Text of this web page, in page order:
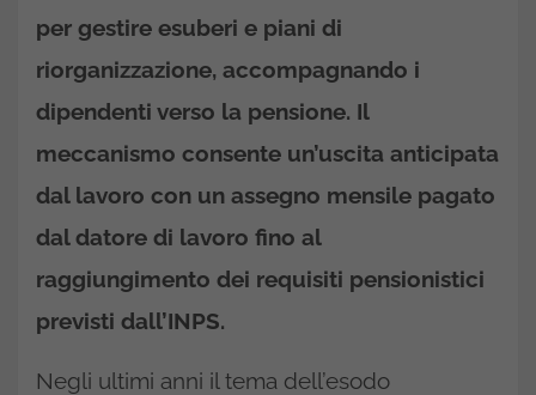
per gestire esuberi e piani di
riorganizzazione, accompagnando i
dipendenti verso la pensione. Il
meccanismo consente un’uscita anticipata
dal lavoro con un assegno mensile pagato
dal datore di lavoro fino al
raggiungimento dei requisiti pensionistici
previsti dall’INPS.
Negli ultimi anni il tema dell’esodo